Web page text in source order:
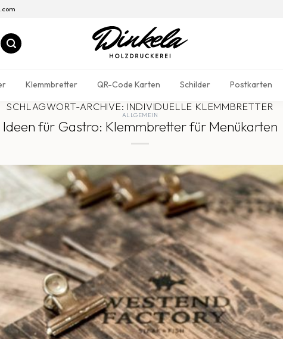
Klemmbretter QR-Code Karten Schilder Postkarten
SCHLAGWORT-ARCHIVE: INDIVIDUELLE KLEMMBRETTER
ALLGEMEIN
Ideen für Gastro: Klemmbretter für Menükarten